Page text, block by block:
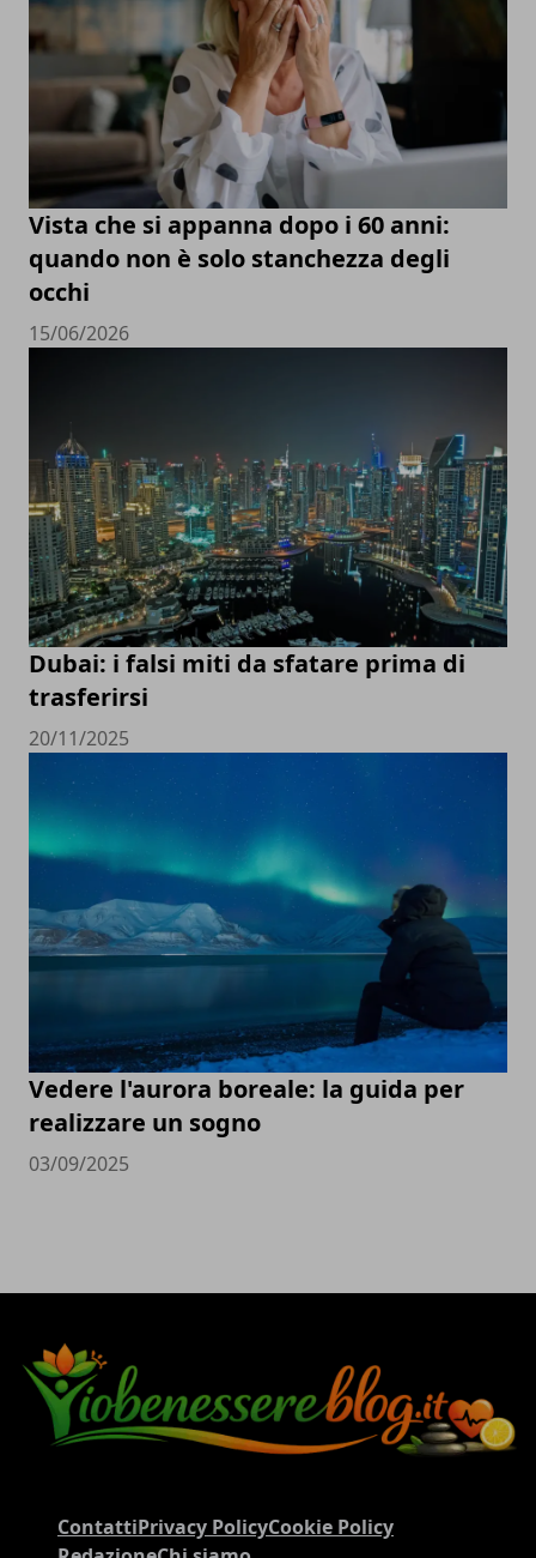
Vista che si appanna dopo i 60 anni:
quando non è solo stanchezza degli
occhi
15/06/2026
Dubai: i falsi miti da sfatare prima di
trasferirsi
20/11/2025
Vedere l'aurora boreale: la guida per
realizzare un sogno
03/09/2025
ContattiPrivacy PolicyCookie Policy